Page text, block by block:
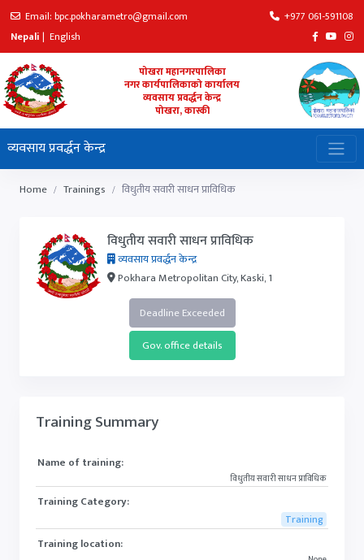
Email: bpc.pokharametro@gmail.com
+977 061-591108
Nepali | English
पोखरा महानगरपालिका
नगर कार्यपालिकाको कार्यालय
व्यवसाय प्रवर्द्धन केन्द्र
पोखरा, कास्की
व्यवसाय प्रवर्द्धन केन्द्र
Home Trainings विधुतीय सवारी साधन प्राविधिक
विधुतीय सवारी साधन प्राविधिक
व्यवसाय प्रवर्द्धन केन्द्र
Pokhara Metropolitan City, Kaski, 1
Deadline Exceeded
Gov. office details
Training Summary
Name of training:
विधुतीय सवारी साधन प्राविधिक
Training Category:
Training
Training location: